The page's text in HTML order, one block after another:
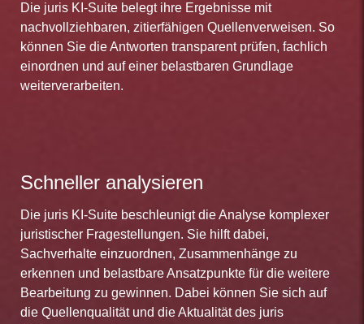
Die juris KI-Suite belegt ihre Ergebnisse mit
nachvollziehbaren, zitierfähigen Quellenverweisen. So
können Sie die Antworten transparent prüfen, fachlich
einordnen und auf einer belastbaren Grundlage
weiterverarbeiten.
Schneller analysieren
Die juris KI-Suite beschleunigt die Analyse komplexer
juristischer Fragestellungen. Sie hilft dabei,
Sachverhalte einzuordnen, Zusammenhänge zu
erkennen und belastbare Ansatzpunkte für die weitere
Bearbeitung zu gewinnen. Dabei können Sie sich auf
die Quellenqualität und die Aktualität des juris